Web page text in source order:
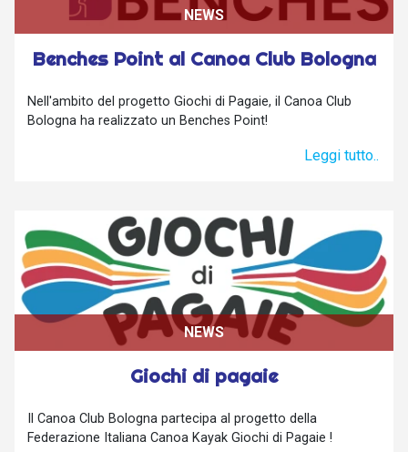
Benches Point al Canoa Club Bologna
NEWS
Nell'ambito del progetto Giochi di Pagaie, il Canoa Club
Bologna ha realizzato un Benches Point!
Leggi tutto..
Giochi di pagaie
NEWS
Il Canoa Club Bologna partecipa al progetto della
Federazione Italiana Canoa Kayak Giochi di Pagaie !